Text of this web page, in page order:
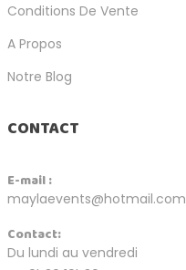
Conditions De Vente
A Propos
Notre Blog
CONTACT
E-mail :
maylaevents@hotmail.com
Contact:
Du lundi au vendredi